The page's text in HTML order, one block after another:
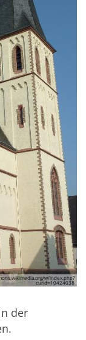
w/index.php?
curid=10424038
der